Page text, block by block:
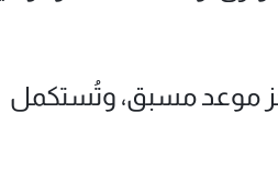
دولارًا أمريكيًا)، فيلزم حجز موعد مسبق، وتُستكمل